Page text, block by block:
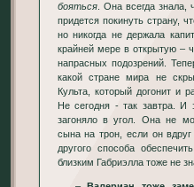
бояться. Она всегда знала,
придется покинуть страну,
но никогда не держала
крайней мере в открытую –
напрасных подозрений.
какой стране мира не
Культа, который догонит и
Не сегодня - так завтра. И
загоняло в угол. Она не
сына на трон, если он
другого способа
близким Габриэлла тоже не